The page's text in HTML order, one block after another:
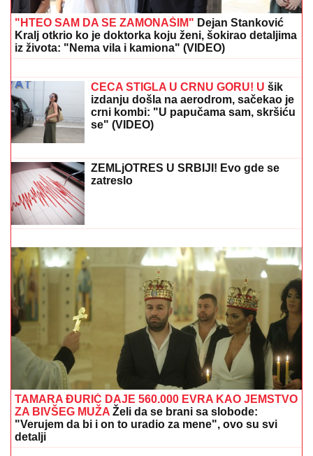
NAŠ GLUMAC (65) OŽENIO 32
GODINE MLAĐU KOLEGINICU
Upoznala ga dok je bila na fakultetu, a
sada pokazala čime se bavi pored
glume
Zvezda Intera pohvalio reprezentativca
Srbije: Bolje razume fudbal, ali ima još
da uči!
"HTEO SAM DA SE ZAMONAŠIM"
Dejan Stanković
Kralj otkrio ko je doktorka koju ženi, šokirao detaljima
iz života: "Nema vila i kamiona" (VIDEO)
Zvezda vodi, ali ne stoji dobro: Novi
Pazar pogodio prečku, pa naterao
Mateusa da napravi paradu
CECA STIGLA U CRNU GORU! Ušik
izdanju došla na aerodrom, sačekao je
crni kombi: "U papučama sam, skršiću